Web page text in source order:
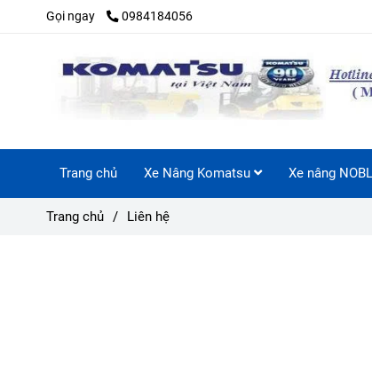
Gọi ngay 0984184056
Trang chủ Xe Nâng Komatsu Xe nâng
Trang chủ / Liên hệ